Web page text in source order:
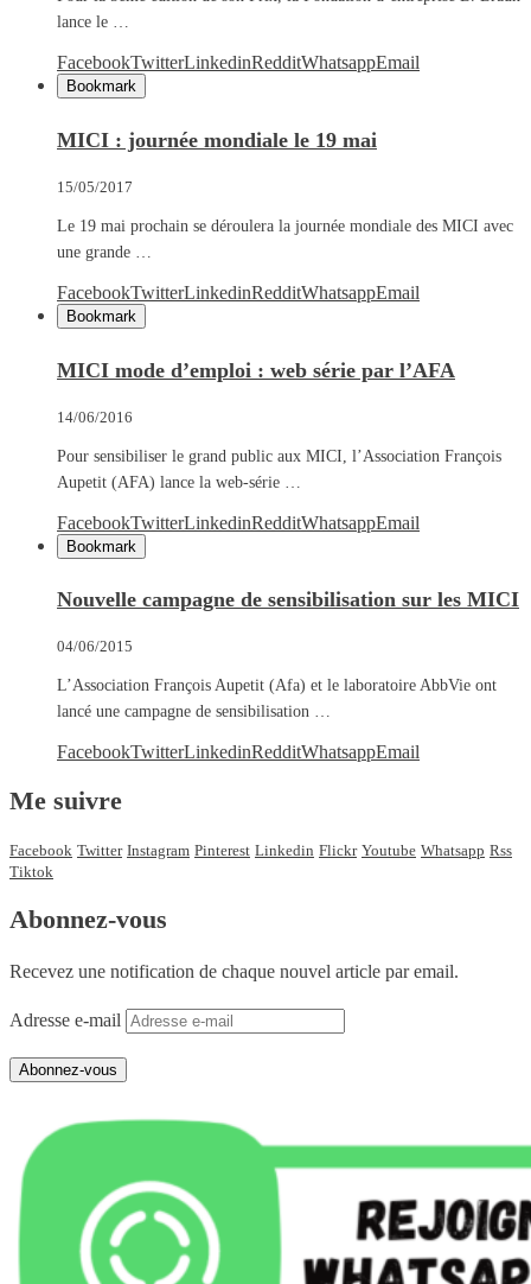
lance le …
FacebookTwitterLinkedinRedditWhatsappEmail
Bookmark
MICI : journée mondiale le 19 mai
15/05/2017
Le 19 mai prochain se déroulera la journée mondiale des MICI avec
une grande …
FacebookTwitterLinkedinRedditWhatsappEmail
Bookmark
MICI mode d’emploi : web série par l’AFA
14/06/2016
Pour sensibiliser le grand public aux MICI, l’Association François
Aupetit (AFA) lance la web-série …
FacebookTwitterLinkedinRedditWhatsappEmail
Bookmark
Nouvelle campagne de sensibilisation sur les MICI
04/06/2015
L’Association François Aupetit (Afa) et le laboratoire AbbVie ont
lancé une campagne de sensibilisation …
FacebookTwitterLinkedinRedditWhatsappEmail
Me suivre
Facebook Twitter Instagram Pinterest Linkedin Flickr Youtube Whatsapp Rss
Tiktok
Abonnez-vous
Recevez une notification de chaque nouvel article par email.
Adresse e-mail
Abonnez-vous